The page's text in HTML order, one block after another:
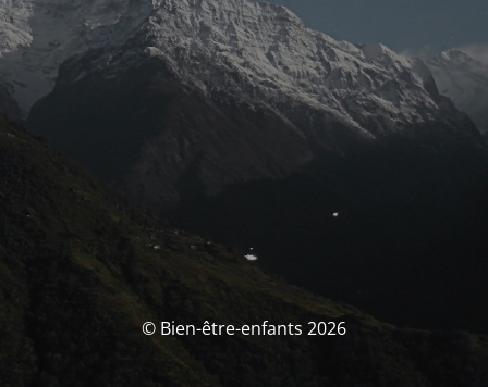
© Bien-être-enfants 2026